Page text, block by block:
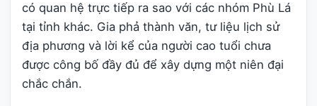
có quan hệ trực tiếp ra sao với các nhóm Phù Lá
tại tỉnh khác. Gia phả thành văn, tư liệu lịch sử
địa phương và lời kể của người cao tuổi chưa
được công bố đầy đủ để xây dựng một niên đại
chắc chắn.